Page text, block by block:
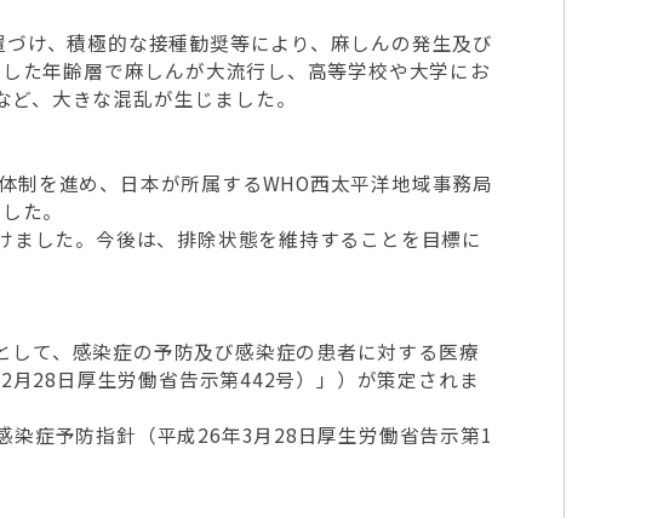
け、積極的な接種勧奨等により、麻しんの発生及び
た年齢層で麻しんが大流行し、高等学校や大学にお
、大きな混乱が生じました。
を進め、日本が所属するWHO西太平洋地域事務局
た。
した。今後は、排除状態を維持することを目標に
て、感染症の予防及び感染症の患者に対する医療
28日厚生労働省告示第442号）」）が策定されま
症予防指針（平成26年3月28日厚生労働省告示第1